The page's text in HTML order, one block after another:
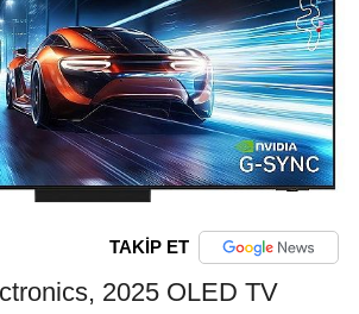
TAKİP ET
2025 OLED TV